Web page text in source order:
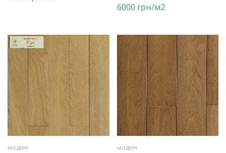
6000 грн/м2
МОДЕРН МОДЕРН